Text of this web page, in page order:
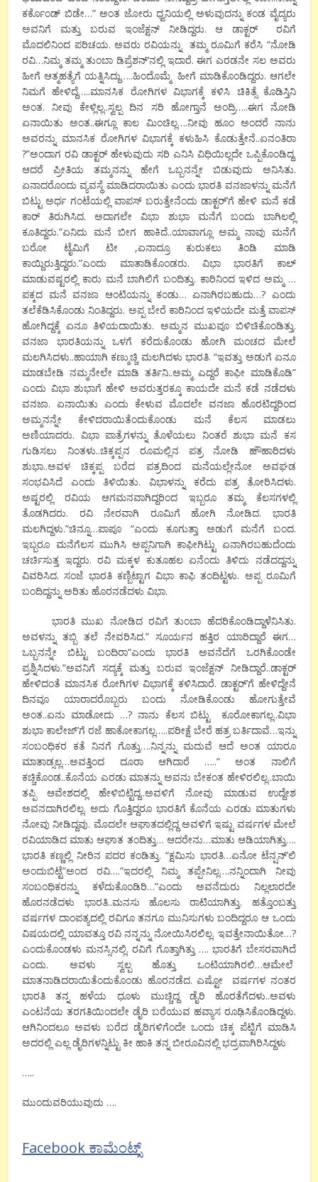
ಕರ್ಕೊಂಡ್ ಬಿಡೇ…” ಅಂತ ಜೋರು ಧ್ವನಿಯಲ್ಲಿ ಅಳುವುದನ್ನು ಕಂಡ ವೈದ್ಯರು
ಅವನಿಗೆ ಮತ್ತು ಬರುವ ಇಂಜೆಕ್ಷನ್ ನೀಡಿದ್ದರು. ಆ ಡಾಕ್ಟರ್ ರವಿಗೆ
ಮೊದಲಿನಿಂದ ಪರಿಚಯ. ಅವರು ರವಿಯನ್ನು ತಮ್ಮ ರೂಮಿಗೆ ಕರೆಸಿ “ನೋಡಿ
ರವಿ…ನಿಮ್ಮ ತಮ್ಮ ತುಂಬಾ ಡಿಪ್ರೆಶನ್’ನಲ್ಲಿ ಇದಾರೆ. ಈಗ ಎರಡನೇ ಸಲ ಅವರು
ಹೀಗೆ ಆತ್ಮಹತ್ಯೆಗೆ ಯತ್ನಿಸಿದ್ದು…..ಹಿಂದೊಮ್ಮೆ ಹೀಗೆ ಮಾಡಿಕೊಂಡಿದ್ದರು. ಆಗಲೇ
ನಿಮಗೆ ಹೇಳಿದ್ದೆ…..ಮಾನಸಿಕ ರೋಗಿಗಳ ವಿಭಾಗಕ್ಕೆ ಕಳಿಸಿ ಚಿಕಿತ್ಸೆ ಕೊಡಿಸ್ತಿನಿ
ಅಂತ. ನೀವು ಕೇಳ್ಲಿಲ್ಲ..ಸ್ವಲ್ಪ ದಿನ ಸರಿ ಹೋಗ್ತಾನೆ ಅಂದ್ರಿ…..ಈಗ ನೋಡಿ
ಏನಾಯಿತು ಅಂತ..ಈಗ್ಲೂ ಕಾಲ ಮಿಂಚಿಲ್ಲ….ನೀವು ಹೂಂ ಅಂದರೆ ನಾನು
ಅವರನ್ನು ಮಾನಸಿಕ ರೋಗಿಗಳ ವಿಭಾಗಕ್ಕೆ ಕಳುಹಿಸಿ ಕೊಡುತ್ತೇನೆ..ಏನಂತಿರಾ
?”ಅಂದಾಗ ರವಿ ಡಾಕ್ಟರ್ ಹೇಳುವುದು ಸರಿ ಎನಿಸಿ ವಿಧಿಯಿಲ್ಲದೇ ಒಪ್ಪಿಕೊಂಡಿದ್ದ.
ಆದರೆ ಪ್ರೀತಿಯ ತಮ್ಮನನ್ನು ಹೇಗೆ ಒಬ್ಬನನ್ನೇ ಬಿಡುವುದು ಅನಿಸಿತು.
ಏನಾದರೊಂದು ವ್ಯವಸ್ಥೆ ಮಾಡಿದರಾಯಿತು ಎಂದು ಭಾರತಿ ವನಜಾಳನ್ನು ಮನೆಗೆ
ಬಿಟ್ಟು ಅರ್ಧ ಗಂಟೆಯಲ್ಲಿ ವಾಪಸ್ ಬರುತ್ತೇನೆಂದು ಡಾಕ್ಟರ್’ಗೆ ಹೇಳಿ ಮನೆ ಕಡೆ
ಕಾರ್ ತಿರುಗಿಸಿದ. ಅದಾಗಲೇ ವಿಭಾ ಶುಭಾ ಮನೆಗೆ ಬಂದು ಬಾಗಿಲಲ್ಲಿ
ಕೂತಿದ್ದರು.”ಏನಿದು ಮನೆ ಬೀಗ ಹಾಕಿದೆ..ಯಾವಾಗ್ಲೂ ಅಮ್ಮ ನಾವು ಮನೆಗೆ
ಬರೋ ಟೈಮಿಗೆ ಟೀ ,ಏನಾದ್ರೂ ಕುರುಕಲು ತಿಂಡಿ ಮಾಡಿ
ಕಾಯ್ದಿರುತ್ತಿದ್ದರು.”ಎಂದು ಮಾತಾಡಿಕೊಂಡರು. ವಿಭಾ ಭಾರತಿಗೆ ಕಾಲ್
ಮಾಡುವಷ್ಟರಲ್ಲಿ ಕಾರು ಮನೆ ಬಾಗಿಲಿಗೆ ಬಂದಿತ್ತು. ಕಾರಿನಿಂದ ಇಳಿದ ಅಮ್ಮ …
ಪಕ್ಕದ ಮನೆ ವನಜಾ ಆಂಟಿಯನ್ನು ಕಂಡು… ಏನಾಗಿರಬಹುದು…? ಎಂದು
ತಲೆಕೆಡಿಸಿಕೊಂಡು ನಿಂತಿದ್ದರು‌. ಅಪ್ಪ ಬೇರೆ ಕಾರಿನಿಂದ ಇಳಿಯದೇ ಮತ್ತೆ ವಾಪಸ್
ಹೋಗಿದ್ದಕ್ಕೆ ಏನೂ ತಿಳಿಯದಾಯಿತು. ಅಮ್ಮನ ಮುಖವೂ ಬಿಳಿಚಿಕೊಂಡಿತ್ತು.
ವನಜಾ ಭಾರತಿಯನ್ನು ಒಳಗೆ ಕರೆದುಕೊಂಡು ಹೋಗಿ ಮಂಚದ ಮೇಲೆ
ಮಲಗಿಸಿದಳು..ಹಾಯಾಗಿ ಕಣ್ಮುಚ್ಚಿ ಮಲಗಿದಳು ಭಾರತಿ. “ಇವತ್ತು ಅಡುಗೆ ಏನೂ
ಮಾಡಬೇಡಿ ನಮ್ಮನೇಲೇ ಮಾಡಿ ತರ್ತಿನಿ..ಅಮ್ಮ ಎದ್ದರೆ ಕಾಫೀ ಮಾಡಿಕೊಡಿ”
ಎಂದು ವಿಭಾ ಶುಭಾಗೆ ಹೇಳಿ ಅವರುತ್ತರಕ್ಕೂ ಕಾಯದೇ ಮನೆ ಕಡೆ ನಡೆದಳು
ವನಜಾ. ಏನಾಯಿತು ಎಂದು ಕೇಳುವ ಮೊದಲೇ ವನಜಾ ಹೊರಟಿದ್ದರಿಂದ
ಅಮ್ಮನನ್ನೇ ಕೇಳಿದರಾಯಿತೆಂದುಕೊಂಡು ಮನೆ ಕೆಲಸ ಮಾಡಲು
ಅಣಿಯಾದರು. ವಿಭಾ ಪಾತ್ರೆಗಳನ್ನು ತೊಳೆಯಲು ನಿಂತರೆ ಶುಭಾ ಮನೆ ಕಸ
ಗುಡಿಸಲು ನಿಂತಳು..ಚಿಕ್ಕಪ್ಪನ ರೂಮಲ್ಲಿನ ಪತ್ರ ನೋಡಿ ಹೌಹಾರಿದಳು
ಶುಭಾ..ಅವಳ ಚಿಕ್ಕಪ್ಪ ಬರೆದ ಪತ್ರದಿಂದ ಮನೆಯಲ್ಲೇನೋ ಅವಘಡ
ಸಂಭವಿಸಿದೆ ಎಂದು ತಿಳಿಯಿತು. ವಿಭಾಳನ್ನು ಕರೆದು ಪತ್ರ ತೋರಿಸಿದಳು.
ಅಷ್ಟರಲ್ಲಿ ರವಿಯ ಆಗಮನವಾಗಿದ್ದರಿಂದ ಇಬ್ಬರೂ ತಮ್ಮ ಕೆಲಸಗಳಲ್ಲಿ
ತೊಡಗಿದರು. ರವಿ ನೇರವಾಗಿ ರೂಮಿಗೆ ಹೋಗಿ ನೋಡಿದ. ಭಾರತಿ
ಮಲಗಿದ್ದಳು.”ಚಿನ್ನೂ…ಪಾಪೂ “ಎಂದು ಕೂಗುತ್ತಾ ಅಡುಗೆ ಮನೆಗೆ ಬಂದ.
ಇಬ್ಬರೂ ಮನೆಗೆಲಸ ಮುಗಿಸಿ ಅಪ್ಪನಿಗಾಗಿ ಕಾಫೀಗಿಟ್ಟು ಏನಾಗಿರಬಹುದೆಂದು
ಚರ್ಚಿಸುತ್ತ ಇದ್ದರು. ರವಿ ಮಕ್ಕಳ ಕುತೂಹಲ ಏನೆಂದು ತಿಳಿದು ನಡೆದದ್ದನ್ನು
ವಿವರಿಸಿದ. ಸಂಜೆ ಭಾರತಿ ಕಣ್ಬಿಟ್ಟಾಗ ವಿಭಾ ಕಾಫಿ ತಂದಿಟ್ಟಳು. ಅಪ್ಪ ರೂಮಿಗೆ
ಬಂದಿದ್ದನ್ನು ಅರಿತು ಹೊರನಡೆದಳು ವಿಭಾ.
ಭಾರತಿ ಮುಖ ನೋಡಿದ ರವಿಗೆ ತುಂಬಾ ಹೆದರಿಕೊಂಡಿದ್ದಾಳೆನಿಸಿತು.
ಅವಳನ್ನು ತಬ್ಬಿ ತಲೆ ನೇವರಿಸಿದ.” ಸೂರ್ಯನ ಹತ್ತಿರ ಯಾರಿದ್ದಾರೆ ಈಗ‌…
ಒಬ್ಬನನ್ನೇ ಬಿಟ್ಟು ಬಂದಿರಾ”ಎಂದು ಭಾರತಿ ಅವನೆದೆಗೆ ಒರಗಿಕೊಂಡೇ
ಪ್ರಶ್ನಿಸಿದಳು.”ಅವನಿಗೆ ಸದ್ಯಕ್ಕೆ ಮತ್ತು ಬರುವ ಇಂಜೆಕ್ಷನ್ ನೀಡಿದ್ದಾರೆ..ಡಾಕ್ಟರ್
ಹೇಳಿದಂತೆ ಮಾನಸಿಕ ರೋಗಿಗಳ ವಿಭಾಗಕ್ಕೆ ಕಳಿಸಿದಾರೆ. ಡಾಕ್ಟರ್’ಗೆ ಹೇಳಿದ್ದೇನೆ
ದಿನವೂ ಯಾರಾದರೊಬ್ಬರು ಬಂದು ನೋಡಿಕೊಂಡು ಹೋಗುತ್ತೇವೆ
ಅಂತ..ಏನು ಮಾಡೋದು …? ನಾನು ಕೆಲಸ ಬಿಟ್ಟು ಕೂರೋಕಾಗಲ್ಲ..ವಿಭಾ
ಶುಭಾ ಕಾಲೇಜ್’ಗೆ ರಜೆ ಹಾಕೋಕಾಗಲ್ಲ…..ಪರೀಕ್ಷೆ ಬೇರೆ ಹತ್ರ ಬರ್ತಿದಾವೆ…ಇನ್ನು
ಸಂಬಂಧಿಕರ ಕತೆ ನಿನಗೆ ಗೊತ್ತು….ನಿನ್ನನ್ನು ಮದುವೆ ಆದೆ ಅಂತ ಯಾರೂ
ಮಾತಾಡ್ಸಲ್ಲ…ಅವತ್ತಿಂದ ದೂರಾ ಆಗಿದಾರೆ …..” ಅಂತ ನಾಲಿಗೆ
ಕಚ್ಚಿಕೊಂಡ..ಕೊನೆಯ ಎರಡು ಮಾತನ್ನು ಅವನು ಬೇಕಂತ ಹೇಳಿರಲಿಲ್ಲ..ಬಾಯಿ
ತಪ್ಪಿ ಆವೇಶದಲ್ಲಿ ಹೇಳಿಬಿಟ್ಟಿದ್ದ..ಅವಳಿಗೆ ನೋವು ಮಾಡುವ ಉದ್ದೇಶ
ಅವನದಾಗಿರಲಿಲ್ಲ. ಅದು ಗೊತ್ತಿದ್ದರೂ ಭಾರತಿಗೆ ಕೊನೆಯ ಎರಡು ಮಾತುಗಳು
ನೋವು ನೀಡಿದ್ದವು. ಮೊದಲೇ ಆಘಾತದಲ್ಲಿದ್ದ ಅವಳಿಗೆ ಇಷ್ಟು ವರ್ಷಗಳ ಮೇಲೆ
ರವಿಯಾಡಿದ ಮಾತು ಆಘಾತ ತಂದಿತ್ತು… ಆದರೇನು…ಮಾತು ಆಡಿಯಾಗಿತ್ತು….
ಭಾರತಿ ಕಣ್ಣಲ್ಲಿ ನೀರಿ‌ನ ಪದರ ಕಂಡಿತ್ತು. “ಕ್ಷಮಿಸು ಭಾರತಿ…ಏನೋ ಟೆನ್ಷನ್’ಲಿ
ಅಂದುಬಿಟ್ಟೆ”ಅಂದ ರವಿ….”ಇದರಲ್ಲಿ ನಿಮ್ಮ ತಪ್ಪೇನಿಲ್ಲ….ನನ್ನಿಂದಾಗಿ ನೀವು
ಸಂಬಂಧಿಕರನ್ನು ಕಳೆದುಕೊಂಡಿರಿ…”ಎಂದು ಅವನೆದುರು ನಿಲ್ಲಲಾರದೇ
ಹೊರನಡೆದಳು ಭಾರತಿ..ಮನಸು ಹೊಲಸು ರಾಟಿಯಾಗಿತ್ತು. ಹತ್ತೊಂಬತ್ತು
ವರ್ಷಗಳ ದಾಂಪತ್ಯದಲ್ಲಿ ರವಿಗೂ ತನಗೂ ಮುನಿಸುಗಳು ಬಂದಿದ್ದರೂ ಆ ಒಂದು
ವಿಷಯದಲ್ಲಿ ಯಾವತ್ತೂ ರವಿ ನನ್ನನ್ನು ನೋಯಿಸಿರಲಿಲ್ಲ. ಇವತ್ತೇನಾಯಿತೋ…?
ಎಂದುಕೊಂಡಳು ಮನಸ್ಸಿನಲ್ಲಿ. ರವಿಗೆ ಗೊತ್ತಾಗಿತ್ತು …. ಭಾರತಿಗೆ ಬೇಸರವಾಗಿದೆ
ಎಂದು. ಅವಳು ಸ್ವಲ್ಪ ಹೊತ್ತು ಒಂಟಿಯಾಗಿರಲಿ…ಆಮೇಲೆ
ಮಾತನಾಡಿದರಾಯಿತೆಂದುಕೊಂಡು ಹೊರನಡೆದ. ಎಷ್ಟೋ ವರ್ಷಗಳ ನಂತರ
ಭಾರತಿ ತನ್ನ ಹಳೆಯ ಧೂಳು ಮುಚ್ಚಿದ್ದ ಡೈರಿ ಹೊರತೆಗೆದಳು..ಅವಳು
ಎಂಟನೆಯ ತರಗತಿಯಿಂದಲೇ ಡೈರಿ ಬರೆಯುವ ಹವ್ಯಾಸ ರೂಢಿಸಿಕೊಂಡಿದ್ದಳು.
ಆಗಿನಿಂದಲೂ ಅವಳು ಬರೆದ ಡೈರಿಗಳಿಗೆಂದೇ ಒಂದು ಚಿಕ್ಕ ಪೆಟ್ಟಿಗೆ ಮಾಡಿಸಿ
ಅದರಲ್ಲಿ ಎಲ್ಲ ಡೈರಿಗಳನ್ನಿಟ್ಟು ಕೀ ಹಾಕಿ ತನ್ನ ಬೀರೂವಿನಲ್ಲಿ ಭದ್ರವಾಗಿರಿಸಿದ್ದಳು
…..
ಮುಂದುವರಿಯುವುದು ….
Facebook ಕಾಮೆಂಟ್ಸ್